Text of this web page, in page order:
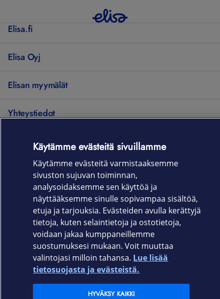
Elisa.fi
Elisa Oyj
Elisan myymälät
Yhteystiedot
Käyttöehdot SopimusehdotTietosuojakäytäntöEvästeasetukset
Tekijänoikeudet © 2026 Elisa Oyj. Kaikki oikeudet pidätetään.
Käytämme evästeitä sivuillamme
Käytämme evästeitä varmistaaksemme
sivuston sujuvan toiminnan,
analysoidaksemme sen käyttöä ja
näyttääksemme sinulle sopivampaa sisältöä,
etuja ja tarjouksia. Evästeiden avulla kerättyjä
tietoja, kuten selaintietoja ja ostotietoja,
voidaan jakaa kumppaneillemme
suostumuksesi mukaan. Voit muuttaa
valintojasi milloin tahansa. Lue lisää
tietosuojasta ja evästeistä.
HYVÄKSY KAIKKI